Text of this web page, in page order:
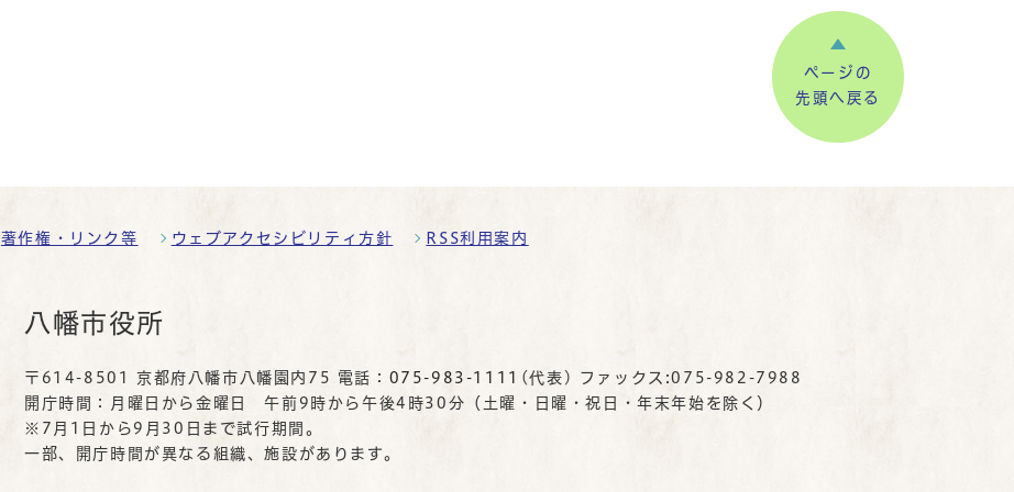
ページの
先頭へ戻る
著作権・リンク等 ウェブアクセシビリティ方針 RSS利用案内
八幡市役所
〒614-8501 京都府八幡市八幡園内75 電話： 075-983-1111
(代表) ファックス:075-982-7988
開庁時間：月曜日から金曜日 午前9時から午後4時30分（土曜・日曜・祝日・年末年始を除く）
※7月1日から9月30日まで試行期間。
一部、開庁時間が異なる組織、施設があります。